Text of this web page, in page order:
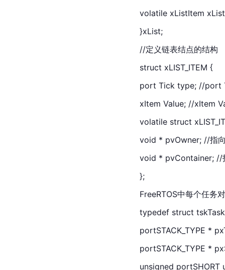
volatile xListItem
}xList;
//定义链表结点的结构
struct xLIST_ ITEM {
port Tick type; //port
xItem Value; //xItem
volatile struct
void * pvOwner; //指
void * pvContainer; //
};
FreeRTOS中每个任务
typedef struct tsk
portSTACK_TYPE *
portSTACK_TYPE *
unsigned portSHORT